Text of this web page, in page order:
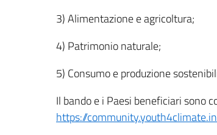
3) Alimentazione e agricoltura;
4) Patrimonio naturale;
5) Consumo e produzione
Il bando e i Paesi beneficiari sono
https://